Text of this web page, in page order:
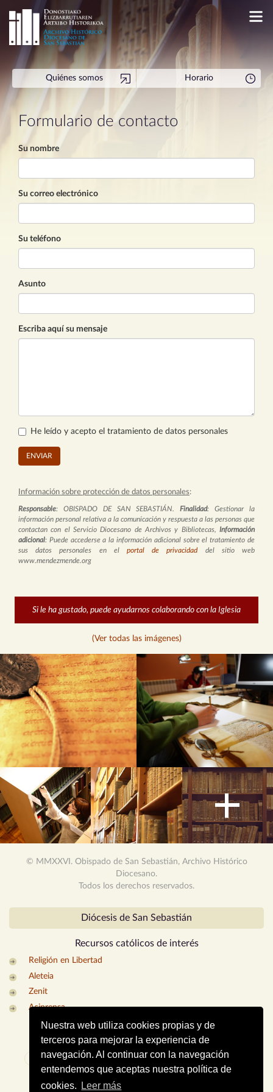
Nuestra web utiliza cookies propias y de
terceros para mejorar la experiencia de
navegación. Al continuar con la navegación
entendemos que aceptas nuestra política de
cookies.
Leer más
Quiénes somos Horario
Formulario de contacto
Su nombre
Su correo electrónico
Su teléfono
Asunto
Escriba aquí su mensaje
He leído y acepto el tratamiento de datos personales
ENVIAR
Información sobre protección de datos personales:
Responsable: OBISPADO DE SAN SEBASTIÁN.Finalidad: Gestionar la
información personal relativa a la comunicación y respuesta a las personas que
contactan con el Servicio Diocesano de Archivos y Bibliotecas, Información
adicional: Puede accederse a la información adicional sobre el tratamiento de
sus datos personales en el portal de privacidaddel sitio web
www.mendezmende.org
Si le ha gustado, puede ayudarnos colaborando con la Iglesia
(Ver todas las imágenes)
© MMXXVI. Obispado de San Sebastián, Archivo Histórico
Diocesano.
Todos los derechos reservados.
Diócesis de San Sebastián
Recursos católicos de interés
Religión en Libertad
Aleteia
Zenit
Aciprensa
CONTACTO Mapa web Enlaces de interés
Dónde estamos Aviso legal Política de cookies
Portal de privacidad